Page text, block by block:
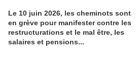
Le 10 juin 2026, les cheminots sont
en grève pour manifester contre les
restructurations et le mal être, les
salaires et pensions...